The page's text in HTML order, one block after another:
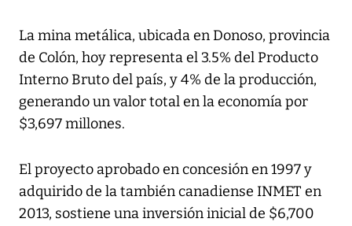
La mina metálica, ubicada en Donoso, provincia
de Colón, hoy representa el 3.5% del Producto
Interno Bruto del país, y 4% de la producción,
generando un valor total en la economía por
$3,697 millones.
El proyecto aprobado en concesión en 1997 y
adquirido de la también canadiense INMET en
2013, sostiene una inversión inicial de $6,700